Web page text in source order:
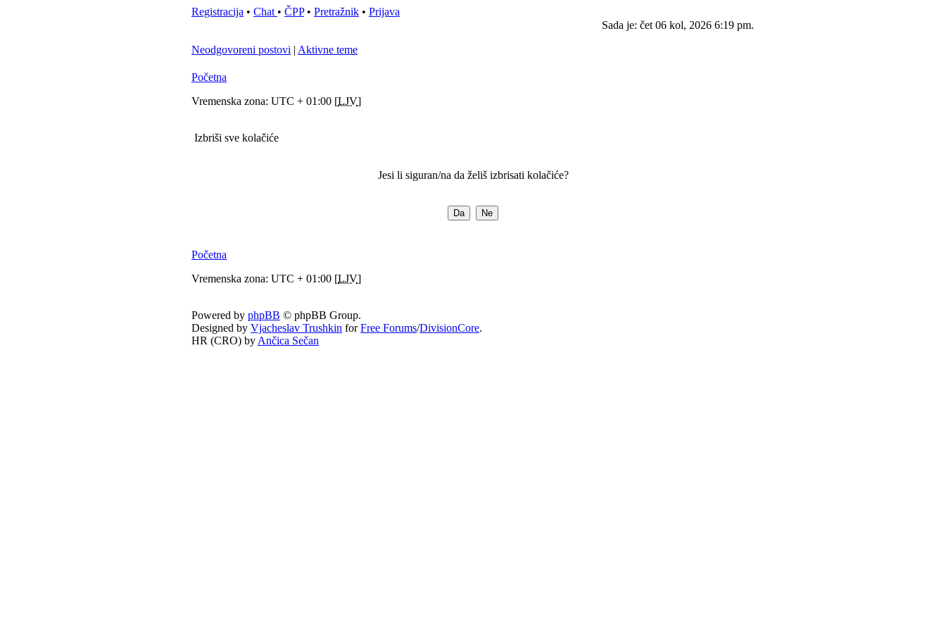
Registracija • Chat • ČPP• Pretražnik • Prijava
Sada je: čet 06 kol, 2026 6:19 pm.
Neodgovoreni postovi | Aktivne teme
Početna
Vremenska zona: UTC + 01:00 [LJV]
Izbriši sve kolačiće
Jesi li siguran/na da želiš izbrisati kolačiće?
Početna
Vremenska zona: UTC + 01:00 [LJV]
Powered by phpBB © phpBB Group.
Designed by Vjacheslav Trushkin forFree Forums/DivisionCore.
HR (CRO) by Ančica Sečan